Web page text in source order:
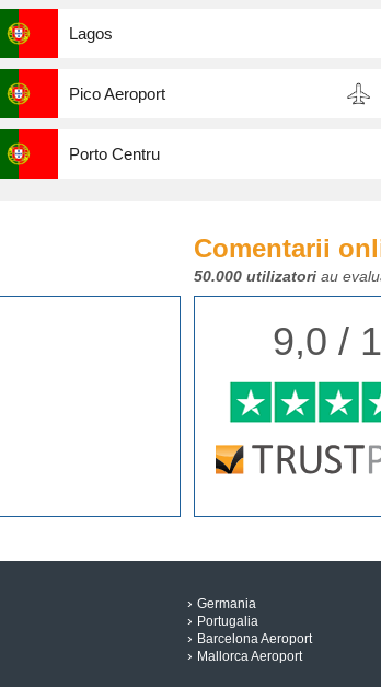
Lagos
Pico Aeroport
Porto Centru
Comentarii
50.000 utilizatori au
9,0 /
Germania
Portugalia
Barcelona Aeroport
Mallorca Aeroport